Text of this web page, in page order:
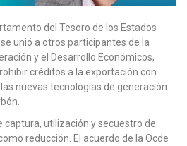
del Tesoro de los Estados
unió a otros participantes de la
y el Desarrollo Económicos,
créditos a la exportación con
nuevas tecnologías de generación
captura, utilización y secuestro de
reducción. El acuerdo de la Ocde